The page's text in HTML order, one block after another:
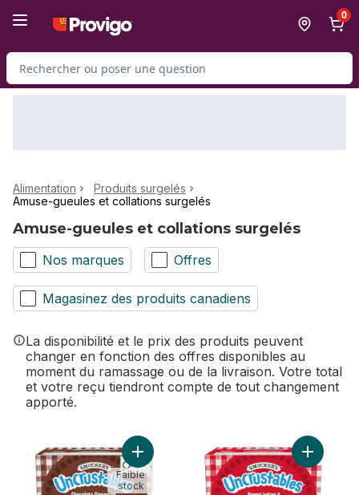
0
Rechercher des produits
Alimentation
Produits surgelés
Amuse-gueules et collations surgelés
Amuse-gueules et collations surgelés
Nos marques Offres
Magasinez des produits canadiens
La disponibilité et le prix des produits peuvent
changer en fonction des offres disponibles au
moment du ramassage ou de la livraison. Votre total
et votre reçu tiendront compte de tout changement
apporté.
Ajouter Uncrustables Sandwich à la
Faible
stock
Ajouter